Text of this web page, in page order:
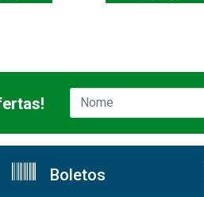
Boletos